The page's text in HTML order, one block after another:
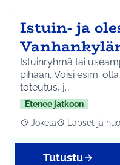
Istuin- ja
Istuinryhmä tai
pihaan. Voisi esim.
toteutus, j…
Etenee jatkoon
Rajaa tulokset aihepiirin
Jokela Rajaa tulokset
Lapset ja
Tutustu